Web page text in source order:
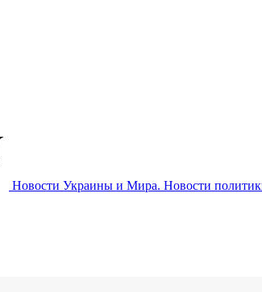
Новости Украины и Мира. Новости